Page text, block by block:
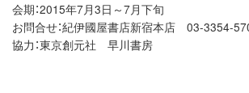
会期：2015年7月3日～7月下旬
お問合せ：紀伊國屋書店新宿本店 03-3354-
協力：東京創元社 早川書房